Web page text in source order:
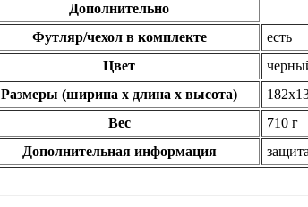
Дополнительно
Футляр/чехол в комплекте
есть
Цвет
Размеры (ширина x длина x высота)
Вес
710 г
Дополнительная информация